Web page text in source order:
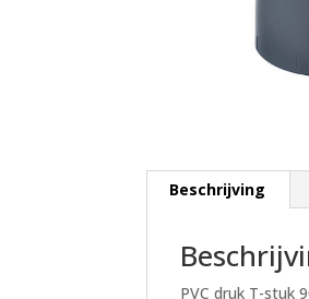
Beschrijving
PVC druk T-stuk